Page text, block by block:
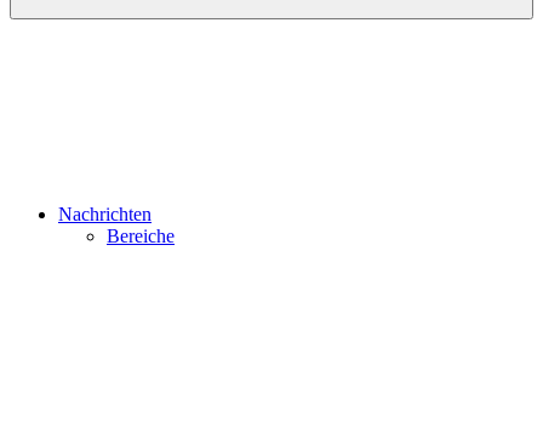
Nachrichten
Bereiche